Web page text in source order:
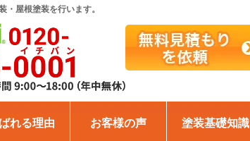
屋根塗装を行います。
れる理由 お客様の声 塗装基礎知識